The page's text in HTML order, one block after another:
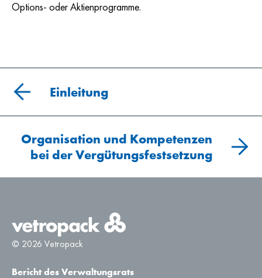
Options- oder Aktienprogramme.
Einleitung
Organisation und Kompetenzen
bei der Vergütungsfestsetzung
© 2026 Vetropack
Bericht des Verwaltungsrats